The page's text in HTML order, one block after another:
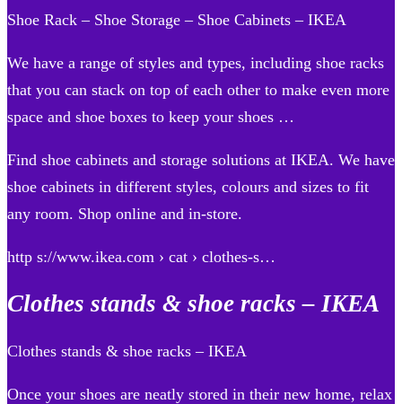
Shoe Rack – Shoe Storage – Shoe Cabinets – IKEA
We have a range of styles and types, including shoe racks
that you can stack on top of each other to make even more
space and shoe boxes to keep your shoes …
Find shoe cabinets and storage solutions at IKEA. We have
shoe cabinets in different styles, colours and sizes to fit
any room. Shop online and in-store.
http s://www.ikea.com › cat › clothes-s…
Clothes stands & shoe racks – IKEA
Clothes stands & shoe racks – IKEA
Once your shoes are neatly stored in their new home, relax